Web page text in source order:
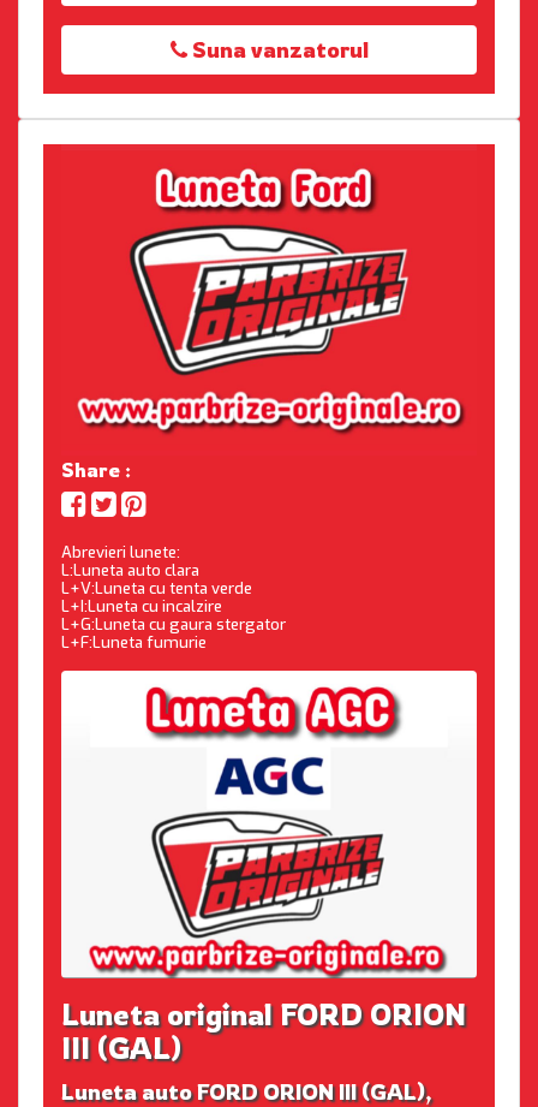
Suna vanzatorul
Share :
Abrevieri lunete:
L:Luneta auto clara
L+V:Luneta cu tenta verde
L+I:Luneta cu incalzire
L+G:Luneta cu gaura stergator
L+F:Luneta fumurie
Luneta original FORD ORION
III (GAL)
Luneta auto FORD ORION III (GAL),